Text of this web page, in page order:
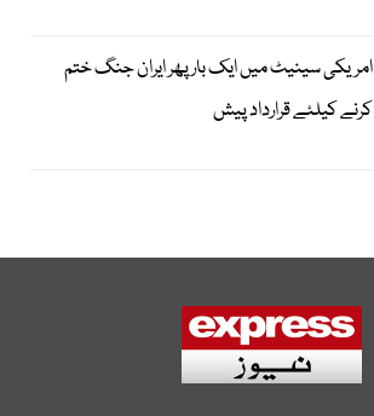
امریکی سینیٹ میں ایک بار پھر ایران جنگ ختم
کرنے کیلئے قرارداد پیش